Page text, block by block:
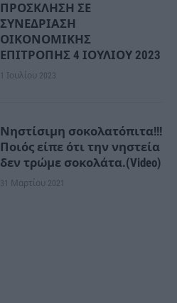
ΠΡΟΣΚΛΗΣΗ ΣΕ
ΣΥΝΕΔΡΙΑΣΗ
ΟΙΚΟΝΟΜΙΚΗΣ
ΕΠΙΤΡΟΠΗΣ 4 ΙΟΥΛΙΟΥ 2023
1 Ιουλίου 2023
Νηστίσιμη σοκολατόπιτα!!!
Ποιός είπε ότι την νηστεία
δεν τρώμε σοκολάτα.(Video)
31 Μαρτίου 2021